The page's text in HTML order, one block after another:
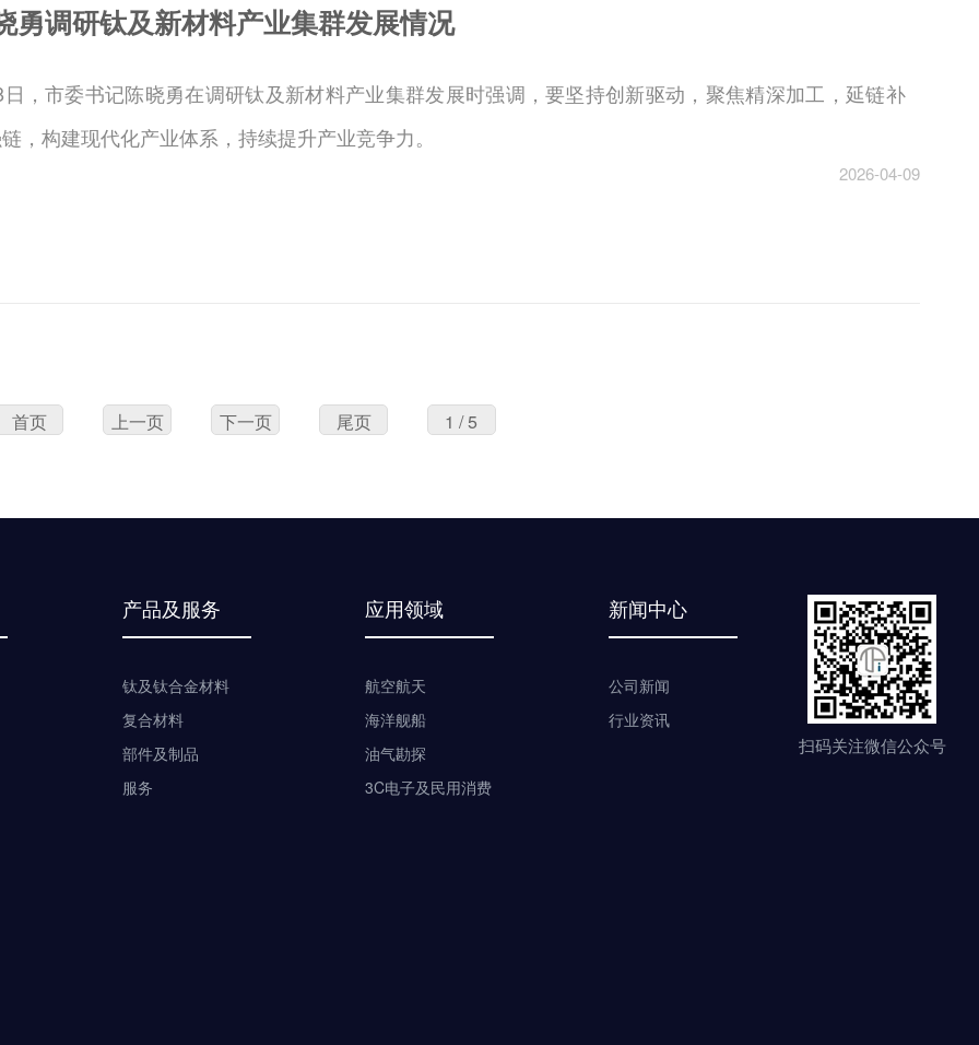
勇调研钛及新材料产业集群发展情况
，市委书记陈晓勇在调研钛及新材料产业集群发展时强调，要坚持创新驱动，聚焦精深加工，延链补
，构建现代化产业体系，持续提升产业竞争力。
2026-04-09
首页 上一页 下一页 尾页 1 / 5
产品及服务
钛及钛合金材料
复合材料
部件及制品
服务
应用领域
航空航天
海洋舰船
油气勘探
3C电子及民用消费
新闻中心
公司新闻
行业资讯
扫码关注微信公众号